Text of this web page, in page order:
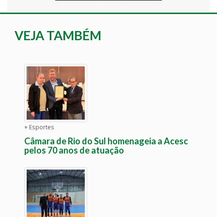
VEJA TAMBÉM
+ Esportes
Câmara de Rio do Sul homenageia a Acesc
pelos 70 anos de atuação